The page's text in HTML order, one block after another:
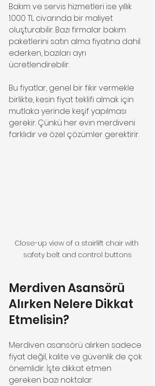
Bakım ve servis hizmetleri ise yıllık
1.000 TL civarında bir maliyet
oluşturabilir. Bazı firmalar bakım
paketlerini satın alma fiyatına dahil
ederken, bazıları ayrı
ücretlendirebilir.
Bu fiyatlar, genel bir fikir vermekle
birlikte, kesin fiyat teklifi almak için
mutlaka yerinde keşif yapılması
gerekir. Çünkü her evin merdiveni
farklıdır ve özel çözümler gerektirir.
Close-up view of a stairlift chair with
safety belt and control buttons
Merdiven Asansörü
Alırken Nelere Dikkat
Etmelisin?
Merdiven asansörü alırken sadece
fiyat değil, kalite ve güvenlik de çok
önemlidir. İşte dikkat etmen
gereken bazı noktalar: